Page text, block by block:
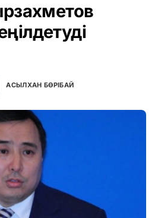
АСЫЛХАН БӨРІБАЙ